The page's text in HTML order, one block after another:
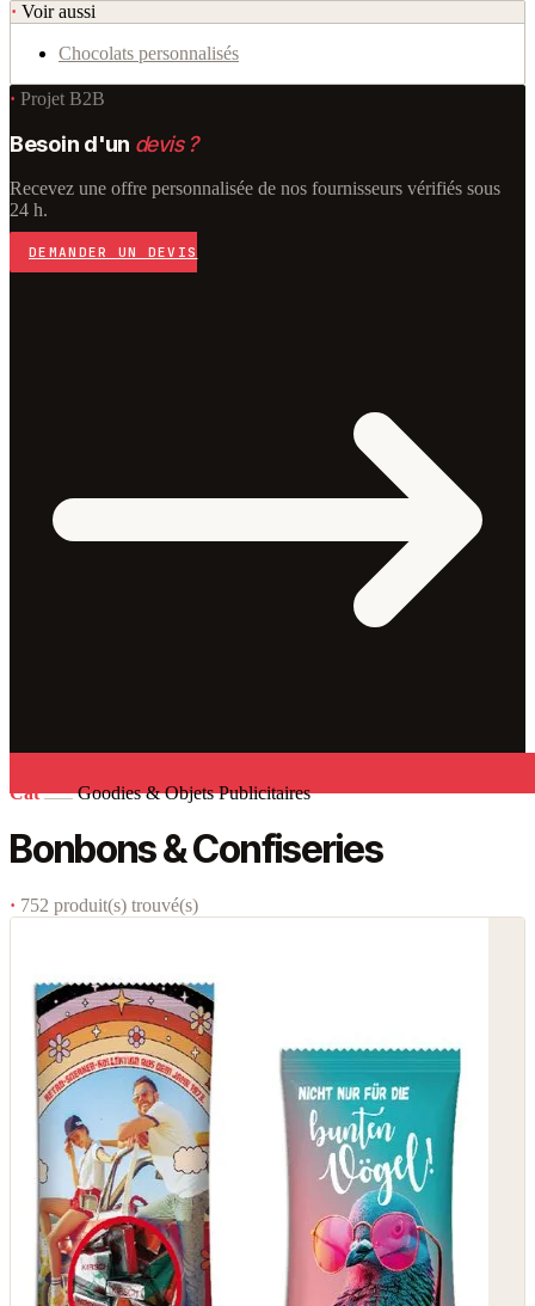
· Voir aussi
Chocolats personnalisés
· Projet B2B
Besoin d'un devis ?
Recevez une offre personnalisée de nos fournisseurs vérifiés sous
24 h.
DEMANDER UN DEVIS
Cat Goodies & Objets Publicitaires
Bonbons & Confiseries
· 752 produit(s) trouvé(s)